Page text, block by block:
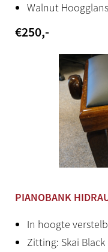
Walnut Hoogglans
€250,-
PIANOBANK
In hoogte
Zitting: Skai Black